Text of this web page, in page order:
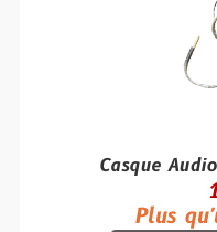
Casque
Plus